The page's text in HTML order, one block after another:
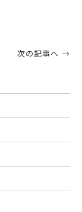
次の記事へ